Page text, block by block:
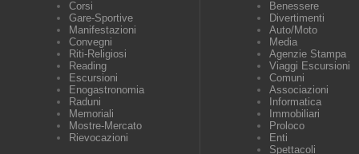
Corsi
Gare-Sportive
Manifestazioni
Convegni
Riti-Religiosi
Reading
Escursioni
Enogastronomia
Raduni
Memoriali
Mostre-Mercato
Rievocazioni
Benessere
Divertimenti
Auto/Moto
Media
Agenzie Stampa
Viaggi Escursioni
Comuni
Associazioni
Informatica
Immobiliari
Proloco
Enti
Spettacoli